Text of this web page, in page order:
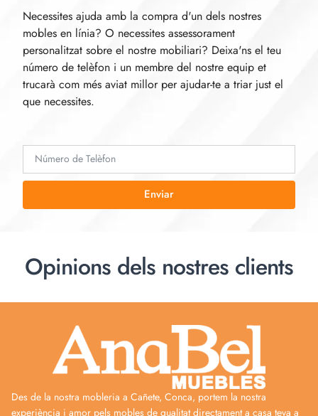
Necessites ajuda amb la compra d'un dels nostres
mobles en línia? O necessites assessorament
personalitzat sobre el nostre mobiliari? Deixa'ns el teu
número de telèfon i un membre del nostre equip et
trucarà com més aviat millor per ajudar-te a triar just el
que necessites.
Enviar
Opinions dels nostres clients
Des de la nostra mobleria a Cañete, Conca, portem la nostra
experiència i amor pels mobles de qualitat directament a casa teva a